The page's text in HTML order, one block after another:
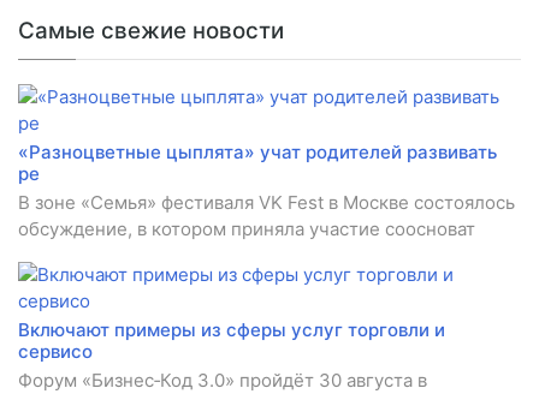
Самые свежие новости
«Разноцветные цыплята» учат родителей развивать
ре
В зоне «Семья» фестиваля VK Fest в Москве состоялось
обсуждение, в котором приняла участие соосноват
Включают примеры из сферы услуг торговли и
сервисо
Форум «Бизнес‑Код 3.0» пройдёт 30 августа в